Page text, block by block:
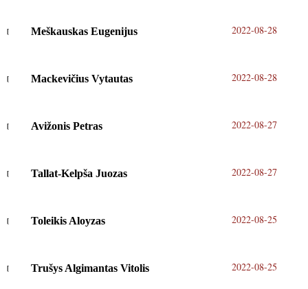
Meškauskas Eugenijus 2022-08-28
Mackevičius Vytautas 2022-08-28
Avižonis Petras 2022-08-27
Tallat-Kelpša Juozas 2022-08-27
Toleikis Aloyzas 2022-08-25
Trušys Algimantas Vitolis 2022-08-25